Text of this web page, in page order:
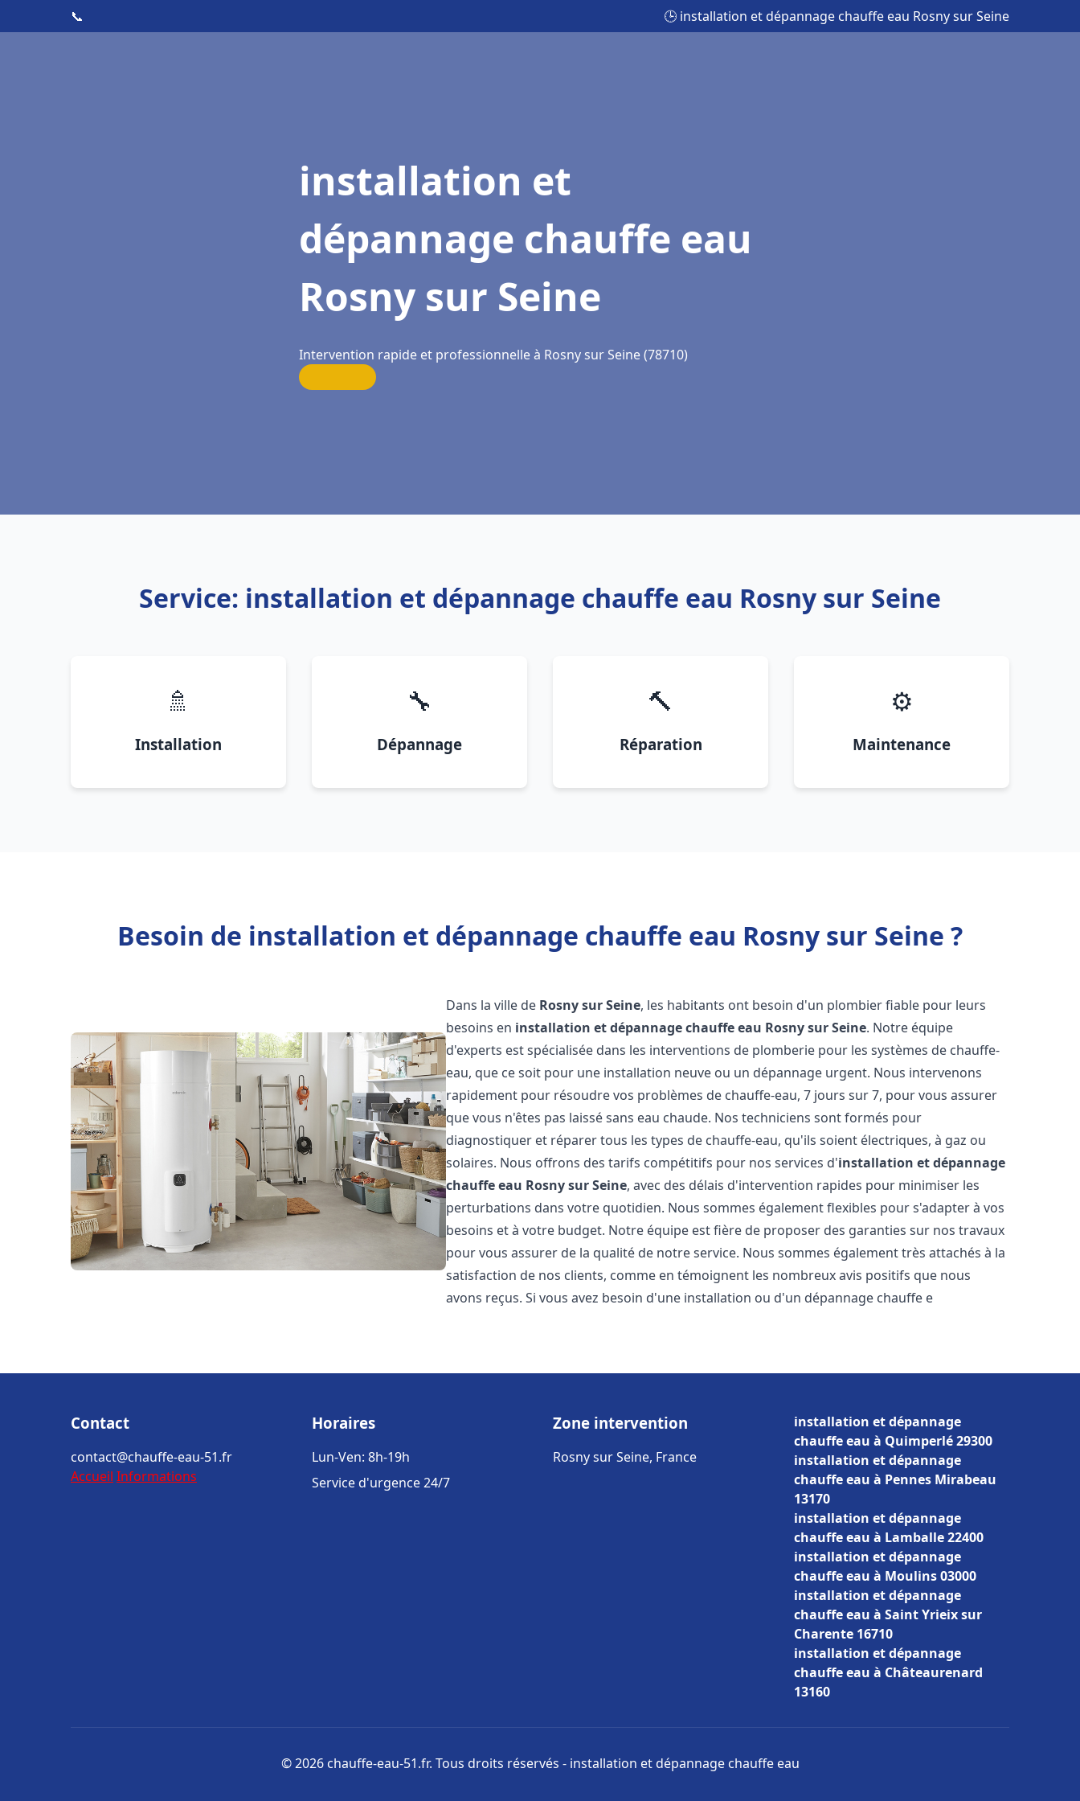
📞 🕒 installation et dépannage chauffe eau Rosny sur Seine
installation et
dépannage chauffe eau
Rosny sur Seine
Intervention rapide et professionnelle à Rosny sur Seine (78710)
Service: installation et dépannage chauffe eau Rosny sur Seine
🚿
Installation
🔧
Dépannage
🔨
Réparation
⚙️
Maintenance
Besoin de installation et dépannage chauffe eau Rosny sur Seine ?
Dans la ville de Rosny sur Seine, les habitants ont besoin d'un plombier fiable pour leurs
besoins en installation et dépannage chauffe eau Rosny sur Seine. Notre équipe
d'experts est spécialisée dans les interventions de plomberie pour les systèmes de chauffe-
eau, que ce soit pour une installation neuve ou un dépannage urgent. Nous intervenons
rapidement pour résoudre vos problèmes de chauffe-eau, 7 jours sur 7, pour vous assurer
que vous n'êtes pas laissé sans eau chaude. Nos techniciens sont formés pour
diagnostiquer et réparer tous les types de chauffe-eau, qu'ils soient électriques, à gaz ou
solaires. Nous offrons des tarifs compétitifs pour nos services d'installation et dépannage
chauffe eau Rosny sur Seine, avec des délais d'intervention rapides pour minimiser les
perturbations dans votre quotidien. Nous sommes également flexibles pour s'adapter à vos
besoins et à votre budget. Notre équipe est fière de proposer des garanties sur nos travaux
pour vous assurer de la qualité de notre service. Nous sommes également très attachés à la
satisfaction de nos clients, comme en témoignent les nombreux avis positifs que nous
avons reçus. Si vous avez besoin d'une installation ou d'un dépannage chauffe e
Contact
contact@chauffe-eau-51.fr
Accueil Informations
Horaires
Lun-Ven: 8h-19h
Service d'urgence 24/7
Zone intervention
Rosny sur Seine, France
installation et dépannage
chauffe eau à Quimperlé 29300
installation et dépannage
chauffe eau à Pennes Mirabeau
13170
installation et dépannage
chauffe eau à Lamballe 22400
installation et dépannage
chauffe eau à Moulins 03000
installation et dépannage
chauffe eau à Saint Yrieix sur
Charente 16710
installation et dépannage
chauffe eau à Châteaurenard
13160
© 2026 chauffe-eau-51.fr. Tous droits réservés - installation et dépannage chauffe eau